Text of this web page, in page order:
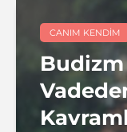
CANIM KENDIM